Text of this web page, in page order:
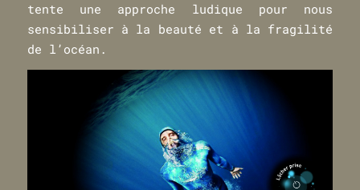
tente une approche ludique pour nous
sensibiliser à la beauté et à la fragilité
de l’océan.